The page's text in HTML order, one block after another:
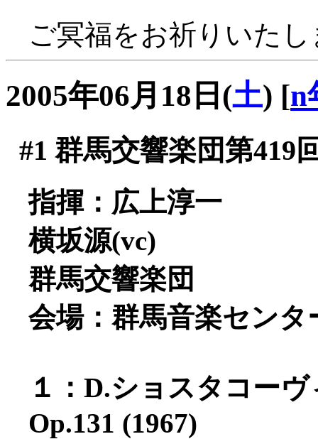
ご冥福をお祈りいた
2005年06月18日(土) [n
#1 群馬交響楽団第419
指揮：広上淳一
横坂源(vc)
群馬交響楽団
会場：群馬音楽センタ
１：D.ショスタコー
Op.131 (1967)